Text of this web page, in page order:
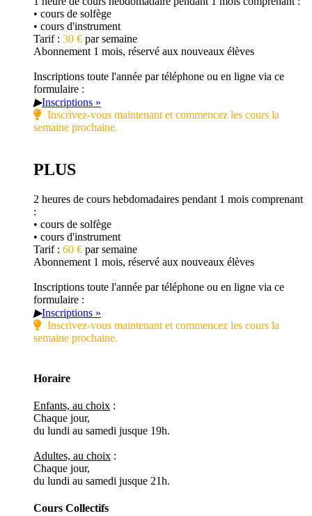
• cours de solfège
• cours d'instrument
Tarif : 30 € par semaine
Abonnement 1 mois, réservé aux nouveaux élèves
Inscriptions toute l'année par téléphone ou en ligne via ce
formulaire :
▶Inscriptions »
Inscrivez-vous maintenant et commencez les cours la
semaine prochaine.
PLUS
2 heures de cours hebdomadaires pendant 1 mois comprenant
:
• cours de solfège
• cours d'instrument
Tarif : 60 € par semaine
Abonnement 1 mois, réservé aux nouveaux élèves
Inscriptions toute l'année par téléphone ou en ligne via ce
formulaire :
▶Inscriptions »
Inscrivez-vous maintenant et commencez les cours la
semaine prochaine.
Horaire
Enfants, au choix :
Chaque jour,
du lundi au samedi jusque 19h.
Adultes, au choix :
Chaque jour,
du lundi au samedi jusque 21h.
Cours Collectifs